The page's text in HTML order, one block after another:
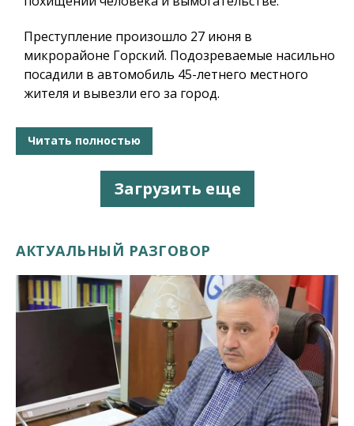
Преступление произошло 27 июня в
микрорайоне Горский. Подозреваемые насильно
посадили в автомобиль 45-летнего местного
жителя и вывезли его за город.
Читать полностью
Загрузить еще
АКТУАЛЬНЫЙ РАЗГОВОР